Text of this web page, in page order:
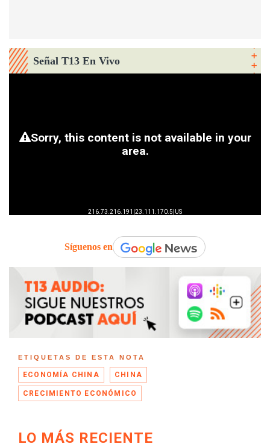
Señal T13 En Vivo
Síguenos en
ETIQUETAS DE ESTA NOTA
ECONOMÍA CHINA CHINA
CRECIMIENTO ECONÓMICO
LO MÁS RECIENTE